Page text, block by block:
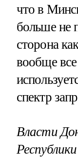
что в
больше не
сторона
вообще все
спектр
Власти